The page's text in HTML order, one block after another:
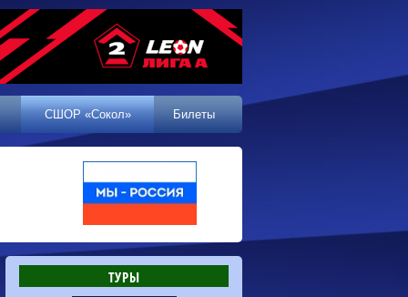
СШОР «Сокол» Билеты
ТУРЫ